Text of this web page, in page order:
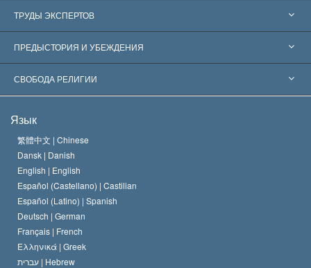
Соединённые Штаты
Признания по всему миру
Знаменательные решения
ТРУДЫ ЭКСПЕРТОВ
Экспертизы по категориям
Ведущие мировые специалисты
ПРЕДЫСТОРИЯ И УБЕЖДЕНИЯ
Л. Рон Хаббард
Кредо Церкви Саентологии
Кодекс саентолога
Дэвид Мицкевич
СВОБОДА РЕЛИГИИ
Международные стандарты в области прав человека
Декларация о религии
Язык
繁體中文 | Chinese
Dansk | Danish
English | English
Español (Castellano) | Castilian
Español (Latino) | Spanish
Deutsch | German
Français | French
Ελληνικά | Greek
עברית | Hebrew